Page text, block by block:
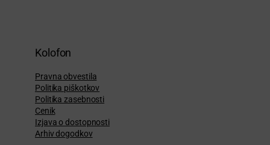
Kolofon
Pravna obvestila
Politika piškotkov
Politika zasebnosti
Cenik
Izjava o dostopnosti
Arhiv dogodkov